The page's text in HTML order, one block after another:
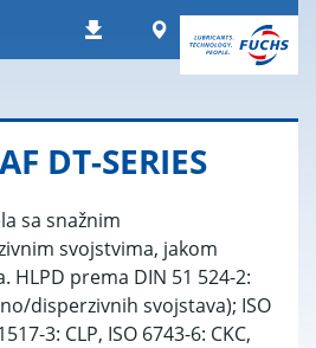
PreuzimanjaWorldwide
DT-SERIES
sa snažnim
svojstvima, jakom
prema DIN 51 524-2:
disperzivnih svojstava); ISO
3: CLP, ISO 6743-6: CKC,